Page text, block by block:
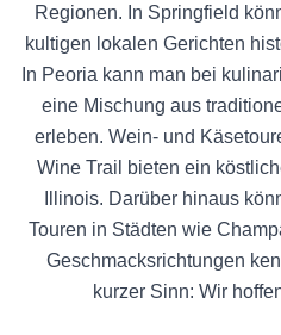
Regionen. In Springfield
kultigen lokalen Gerichten
In Peoria kann man bei
eine Mischung aus
erleben. Wein- und
Wine Trail bieten ein
Illinois. Darüber hinaus
Touren in Städten wie
Geschmacksrichtungen
kurzer Sinn: Wir